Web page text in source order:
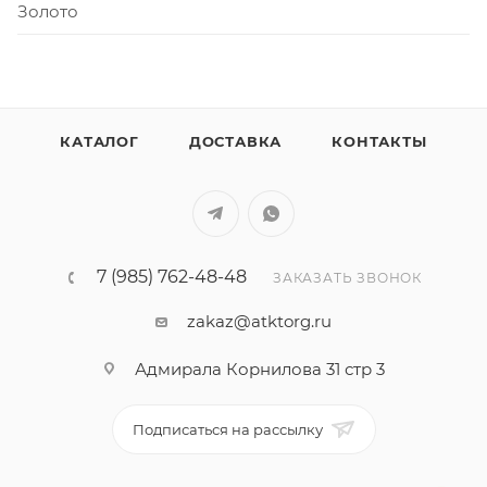
Золото
КАТАЛОГ ДОСТАВКА КОНТАКТЫ
7 (985) 762-48-48 ЗАКАЗАТЬ ЗВОНОК
zakaz@atktorg.ru
Адмирала Корнилова 31 стр 3
Подписаться на рассылку